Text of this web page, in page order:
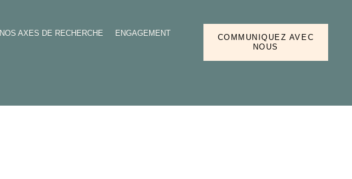
NOS AXES DE RECHERCHE ENGAGEMENT
COMMUNIQUEZ AVEC
NOUS